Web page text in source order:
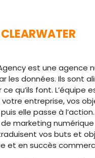
est une agence
les données. Ils sont
qu’ils font. L’équipe
entreprise, vos
elle passe à
marketing
vos buts et
et en succès